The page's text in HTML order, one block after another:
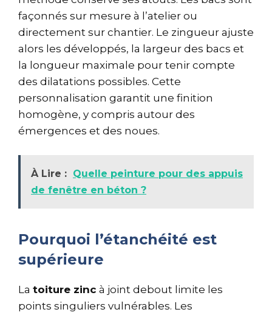
façonnés sur mesure à l’atelier ou
directement sur chantier. Le zingueur ajuste
alors les développés, la largeur des bacs et
la longueur maximale pour tenir compte
des dilatations possibles. Cette
personnalisation garantit une finition
homogène, y compris autour des
émergences et des noues.
À Lire : Quelle peinture pour des appuis
de fenêtre en béton ?
Pourquoi l’étanchéité est
supérieure
La toiture zinc à joint debout limite les
points singuliers vulnérables. Les